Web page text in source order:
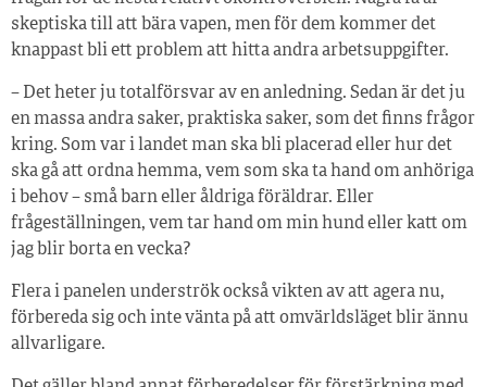
skeptiska till att bära vapen, men för dem kommer det
knappast bli ett problem att hitta andra arbetsuppgifter.
– Det heter ju totalförsvar av en anledning. Sedan är det ju
en massa andra saker, praktiska saker, som det finns frågor
kring. Som var i landet man ska bli placerad eller hur det
ska gå att ordna hemma, vem som ska ta hand om anhöriga
i behov – små barn eller åldriga föräldrar. Eller
frågeställningen, vem tar hand om min hund eller katt om
jag blir borta en vecka?
Flera i panelen underströk också vikten av att agera nu,
förbereda sig och inte vänta på att omvärldsläget blir ännu
allvarligare.